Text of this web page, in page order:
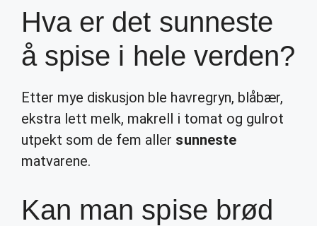
Hva er det sunneste
å spise i hele verden?
Etter mye diskusjon ble havregryn, blåbær,
ekstra lett melk, makrell i tomat og gulrot
utpekt som de fem aller sunneste
matvarene.
Kan man spise brød